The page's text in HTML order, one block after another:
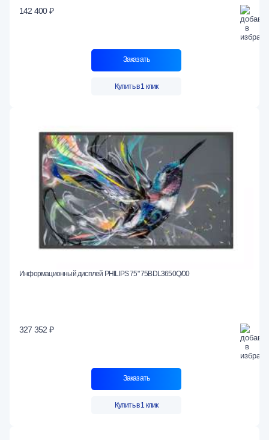
142 400 ₽
Заказать
Купить в 1 клик
Информационный дисплей PHILIPS 75" 75BDL3650Q/00
327 352 ₽
Заказать
Купить в 1 клик